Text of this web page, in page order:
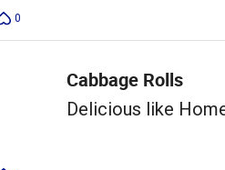
0
Cabbage Rolls
Delicious like